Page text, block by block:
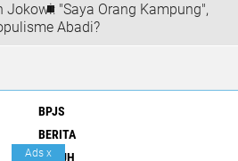
"Saya Orang Kampung",
Abadi?
BPJS
BERITA
BURUH
Ads x